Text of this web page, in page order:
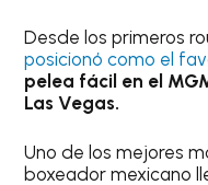
Desde los primeros
posicionó como el
pelea fácil en el
Las Vegas.
Uno de los mejores
boxeador mexicano